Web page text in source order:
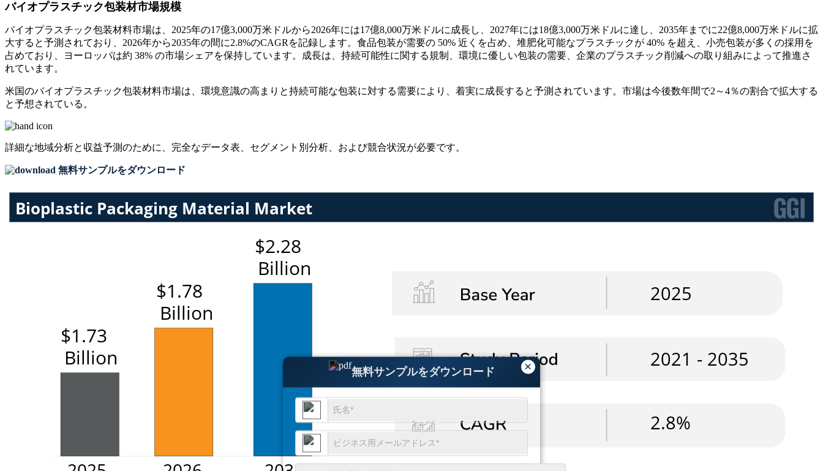
×
無料サンプルをダウンロード
バイオプラスチック包装材市場規模
バイオプラスチック包装材料市場は、2025年の17億3,000万米ドルから2026年には17億8,000万米ドルに成長し、2027年には18億3,000万米ドルに達し、2035年までに22億8,000万米ドルに拡
大すると予測されており、2026年から2035年の間に2.8%のCAGRを記録します。食品包装が需要の 50% 近くを占め、堆肥化可能なプラスチックが 40% を超え、小売包装が多くの採用を
占めており、ヨーロッパは約 38% の市場シェアを保持しています。成長は、持続可能性に関する規制、環境に優しい包装の需要、企業のプラスチック削減への取り組みによって推進さ
れています。
米国のバイオプラスチック包装材料市場は、環境意識の高まりと持続可能な包装に対する需要により、着実に成長すると予測されています。市場は今後数年間で2～4％の割合で拡大する
と予想されている。
詳細な地域分析と収益予測のために、 完全なデータ表、セグメント別分析、および競合状況が必要です。
無料サンプルをダウンロード